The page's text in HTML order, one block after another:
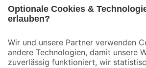
Der toom Newsletter: Keine Angebote und Aktionen
Zur Newsletter Anmeldung